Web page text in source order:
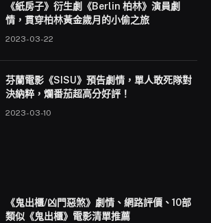
《紙房子》衍生劇《Berlin 柏林》演員劇
情，貫穿柏林黃金歲月的小偷之旅
2023-03-22
芬蘭電影《SISU》預告劇情，單人敢死隊對
決納粹，爛番茄超高分好評！
2023-03-10
《鬼出櫃/凶門惡煞》劇情、網路評價、10部
類似《鬼出櫃》電影清單推薦